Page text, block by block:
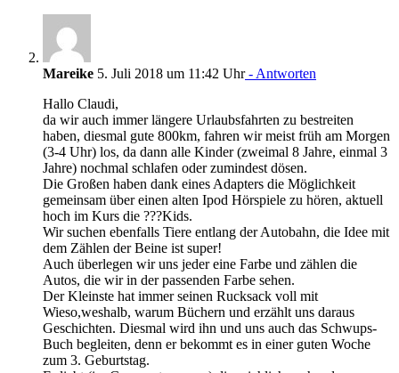
Mareike 5. Juli 2018 um 11:42 Uhr- Antworten
Hallo Claudi,
da wir auch immer längere Urlaubsfahrten zu bestreiten
haben, diesmal gute 800km, fahren wir meist früh am Morgen
(3-4 Uhr) los, da dann alle Kinder (zweimal 8 Jahre, einmal 3
Jahre) nochmal schlafen oder zumindest dösen.
Die Großen haben dank eines Adapters die Möglichkeit
gemeinsam über einen alten Ipod Hörspiele zu hören, aktuell
hoch im Kurs die ???Kids.
Wir suchen ebenfalls Tiere entlang der Autobahn, die Idee mit
dem Zählen der Beine ist super!
Auch überlegen wir uns jeder eine Farbe und zählen die
Autos, die wir in der passenden Farbe sehen.
Der Kleinste hat immer seinen Rucksack voll mit
Wieso,weshalb, warum Büchern und erzählt uns daraus
Geschichten. Diesmal wird ihn und uns auch das Schwups-
Buch begleiten, denn er bekommt es in einer guten Woche
zum 3. Geburtstag.